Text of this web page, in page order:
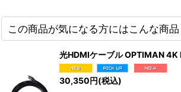
この商品が気になる方にはこんな商
光HDMIケーブル OPTIMAN
30,350円(税込)